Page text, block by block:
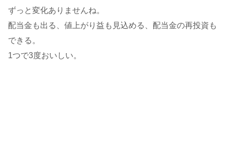
ずっと変化ありませんね。
配当金も出る、値上がり益も見込める、配当金の再投資も
できる。
1つで3度おいしい。